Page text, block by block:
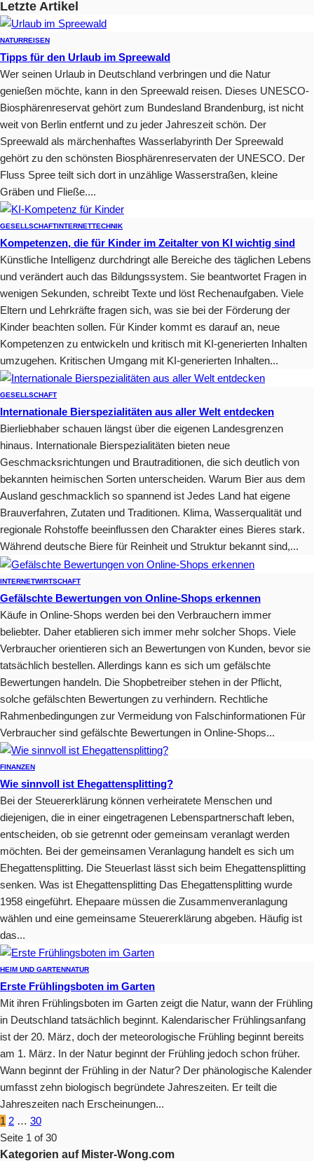
Letzte Artikel
NATURREISEN
Tipps für den Urlaub im Spreewald
Wer seinen Urlaub in Deutschland verbringen und die Natur
genießen möchte, kann in den Spreewald reisen. Dieses UNESCO-
Biosphärenreservat gehört zum Bundesland Brandenburg, ist nicht
weit von Berlin entfernt und zu jeder Jahreszeit schön. Der
Spreewald als märchenhaftes Wasserlabyrinth Der Spreewald
gehört zu den schönsten Biosphärenreservaten der UNESCO. Der
Fluss Spree teilt sich dort in unzählige Wasserstraßen, kleine
Gräben und Fließe....
GESELLSCHAFT INTERNETTECHNIK
Kompetenzen, die für Kinder im Zeitalter von KI wichtig sind
Künstliche Intelligenz durchdringt alle Bereiche des täglichen Lebens
und verändert auch das Bildungssystem. Sie beantwortet Fragen in
wenigen Sekunden, schreibt Texte und löst Rechenaufgaben. Viele
Eltern und Lehrkräfte fragen sich, was sie bei der Förderung der
Kinder beachten sollen. Für Kinder kommt es darauf an, neue
Kompetenzen zu entwickeln und kritisch mit KI-generierten Inhalten
umzugehen. Kritischen Umgang mit KI-generierten Inhalten...
GESELLSCHAFT
Internationale Bierspezialitäten aus aller Welt entdecken
Bierliebhaber schauen längst über die eigenen Landesgrenzen
hinaus. Internationale Bierspezialitäten bieten neue
Geschmacksrichtungen und Brautraditionen, die sich deutlich von
bekannten heimischen Sorten unterscheiden. Warum Bier aus dem
Ausland geschmacklich so spannend ist Jedes Land hat eigene
Brauverfahren, Zutaten und Traditionen. Klima, Wasserqualität und
regionale Rohstoffe beeinflussen den Charakter eines Bieres stark.
Während deutsche Biere für Reinheit und Struktur bekannt sind,...
INTERNETWIRTSCHAFT
Gefälschte Bewertungen von Online-Shops erkennen
Käufe in Online-Shops werden bei den Verbrauchern immer
beliebter. Daher etablieren sich immer mehr solcher Shops. Viele
Verbraucher orientieren sich an Bewertungen von Kunden, bevor sie
tatsächlich bestellen. Allerdings kann es sich um gefälschte
Bewertungen handeln. Die Shopbetreiber stehen in der Pflicht,
solche gefälschten Bewertungen zu verhindern. Rechtliche
Rahmenbedingungen zur Vermeidung von Falschinformationen Für
Verbraucher sind gefälschte Bewertungen in Online-Shops...
FINANZEN
Wie sinnvoll ist Ehegattensplitting?
Bei der Steuererklärung können verheiratete Menschen und
diejenigen, die in einer eingetragenen Lebenspartnerschaft leben,
entscheiden, ob sie getrennt oder gemeinsam veranlagt werden
möchten. Bei der gemeinsamen Veranlagung handelt es sich um
Ehegattensplitting. Die Steuerlast lässt sich beim Ehegattensplitting
senken. Was ist Ehegattensplitting Das Ehegattensplitting wurde
1958 eingeführt. Ehepaare müssen die Zusammenveranlagung
wählen und eine gemeinsame Steuererklärung abgeben. Häufig ist
das...
HEIM UND GARTENNATUR
Erste Frühlingsboten im Garten
Mit ihren Frühlingsboten im Garten zeigt die Natur, wann der Frühling
in Deutschland tatsächlich beginnt. Kalendarischer Frühlingsanfang
ist der 20. März, doch der meteorologische Frühling beginnt bereits
am 1. März. In der Natur beginnt der Frühling jedoch schon früher.
Wann beginnt der Frühling in der Natur? Der phänologische Kalender
umfasst zehn biologisch begründete Jahreszeiten. Er teilt die
Jahreszeiten nach Erscheinungen...
1 2 … 30
Seite 1 of 30
Kategorien auf Mister-Wong.com